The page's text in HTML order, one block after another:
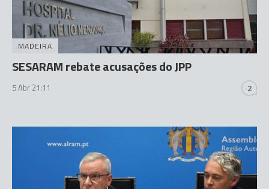
MADEIRA
SESARAM rebate acusações do JPP
5 Abr 21:11 2